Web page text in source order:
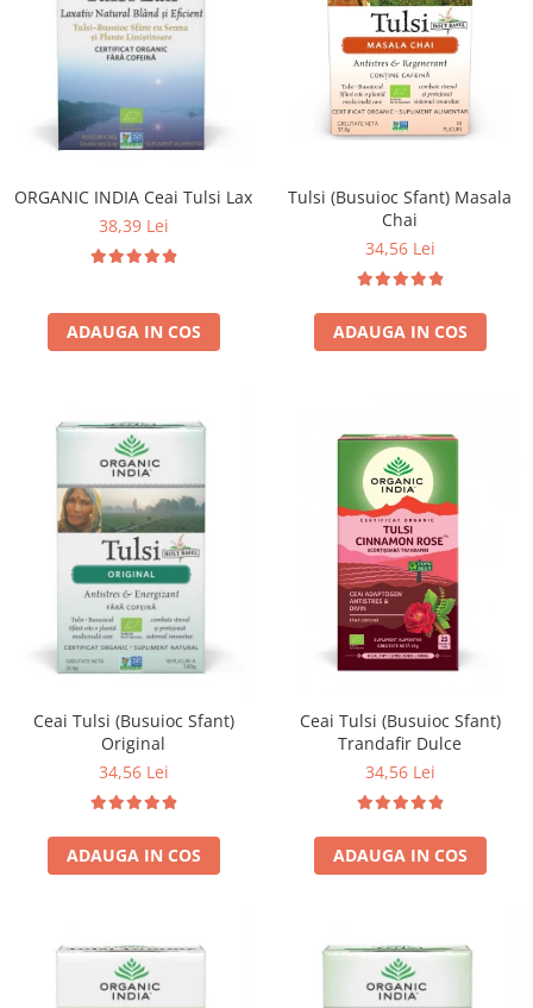
ORGANIC INDIA Ceai Tulsi Lax
38,39 Lei
ADAUGA IN COS
Tulsi (Busuioc Sfant) Masala
Chai
34,56 Lei
ADAUGA IN COS
Ceai Tulsi (Busuioc Sfant)
Original
34,56 Lei
ADAUGA IN COS
Ceai Tulsi (Busuioc Sfant)
Trandafir Dulce
34,56 Lei
ADAUGA IN COS